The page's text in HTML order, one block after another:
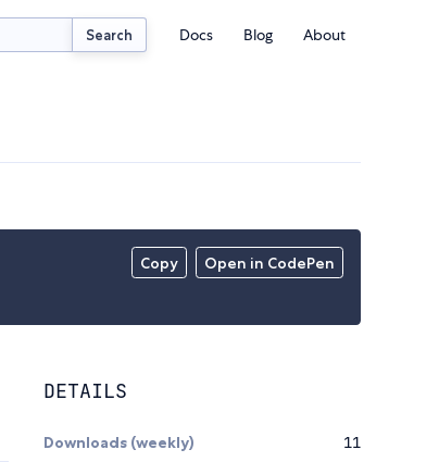
Search Docs Blog About
Copy Open in CodePen
DETAILS
Downloads (weekly) 11